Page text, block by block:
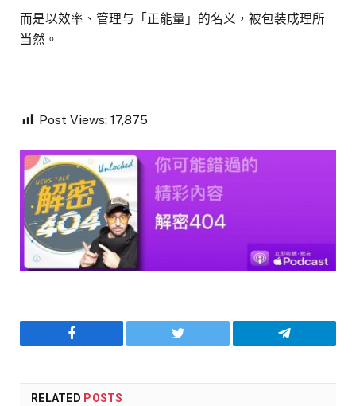
而是以效率、管理与「正能量」的名义，被包装成理所
当然。
Post Views: 17,875
Facebook Twitter Telegram
RELATED POSTS